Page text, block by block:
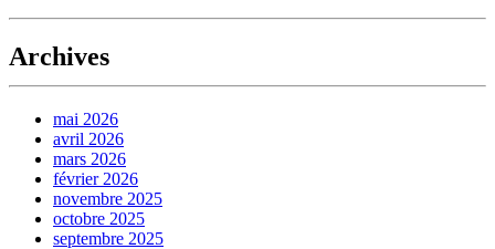
Archives
mai 2026
avril 2026
mars 2026
février 2026
novembre 2025
octobre 2025
septembre 2025